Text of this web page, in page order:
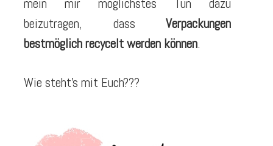
beizutragen, dass Verpackungen
bestmöglich recycelt werden können.
Wie steht’s mit Euch???